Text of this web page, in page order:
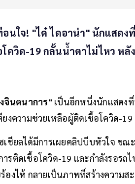
นใจ! "ได๋ ไดอาน่า" นักแสดง
โควิด-19 กลั้นน้ำตาไม่ไหว ห
จินตนาการ" เป็นอีกหนึ่งนักแสดง
ยงความช่วยเหลือผู้ติดเชื้อโควิด-19
เชียลได้มีการเผยคลิปบีบหัวใจ ข
รติดเชื้อโควิด-19 และกำลังรอรถ
องไห้ กลายเป็นภาพที่สร้างความ